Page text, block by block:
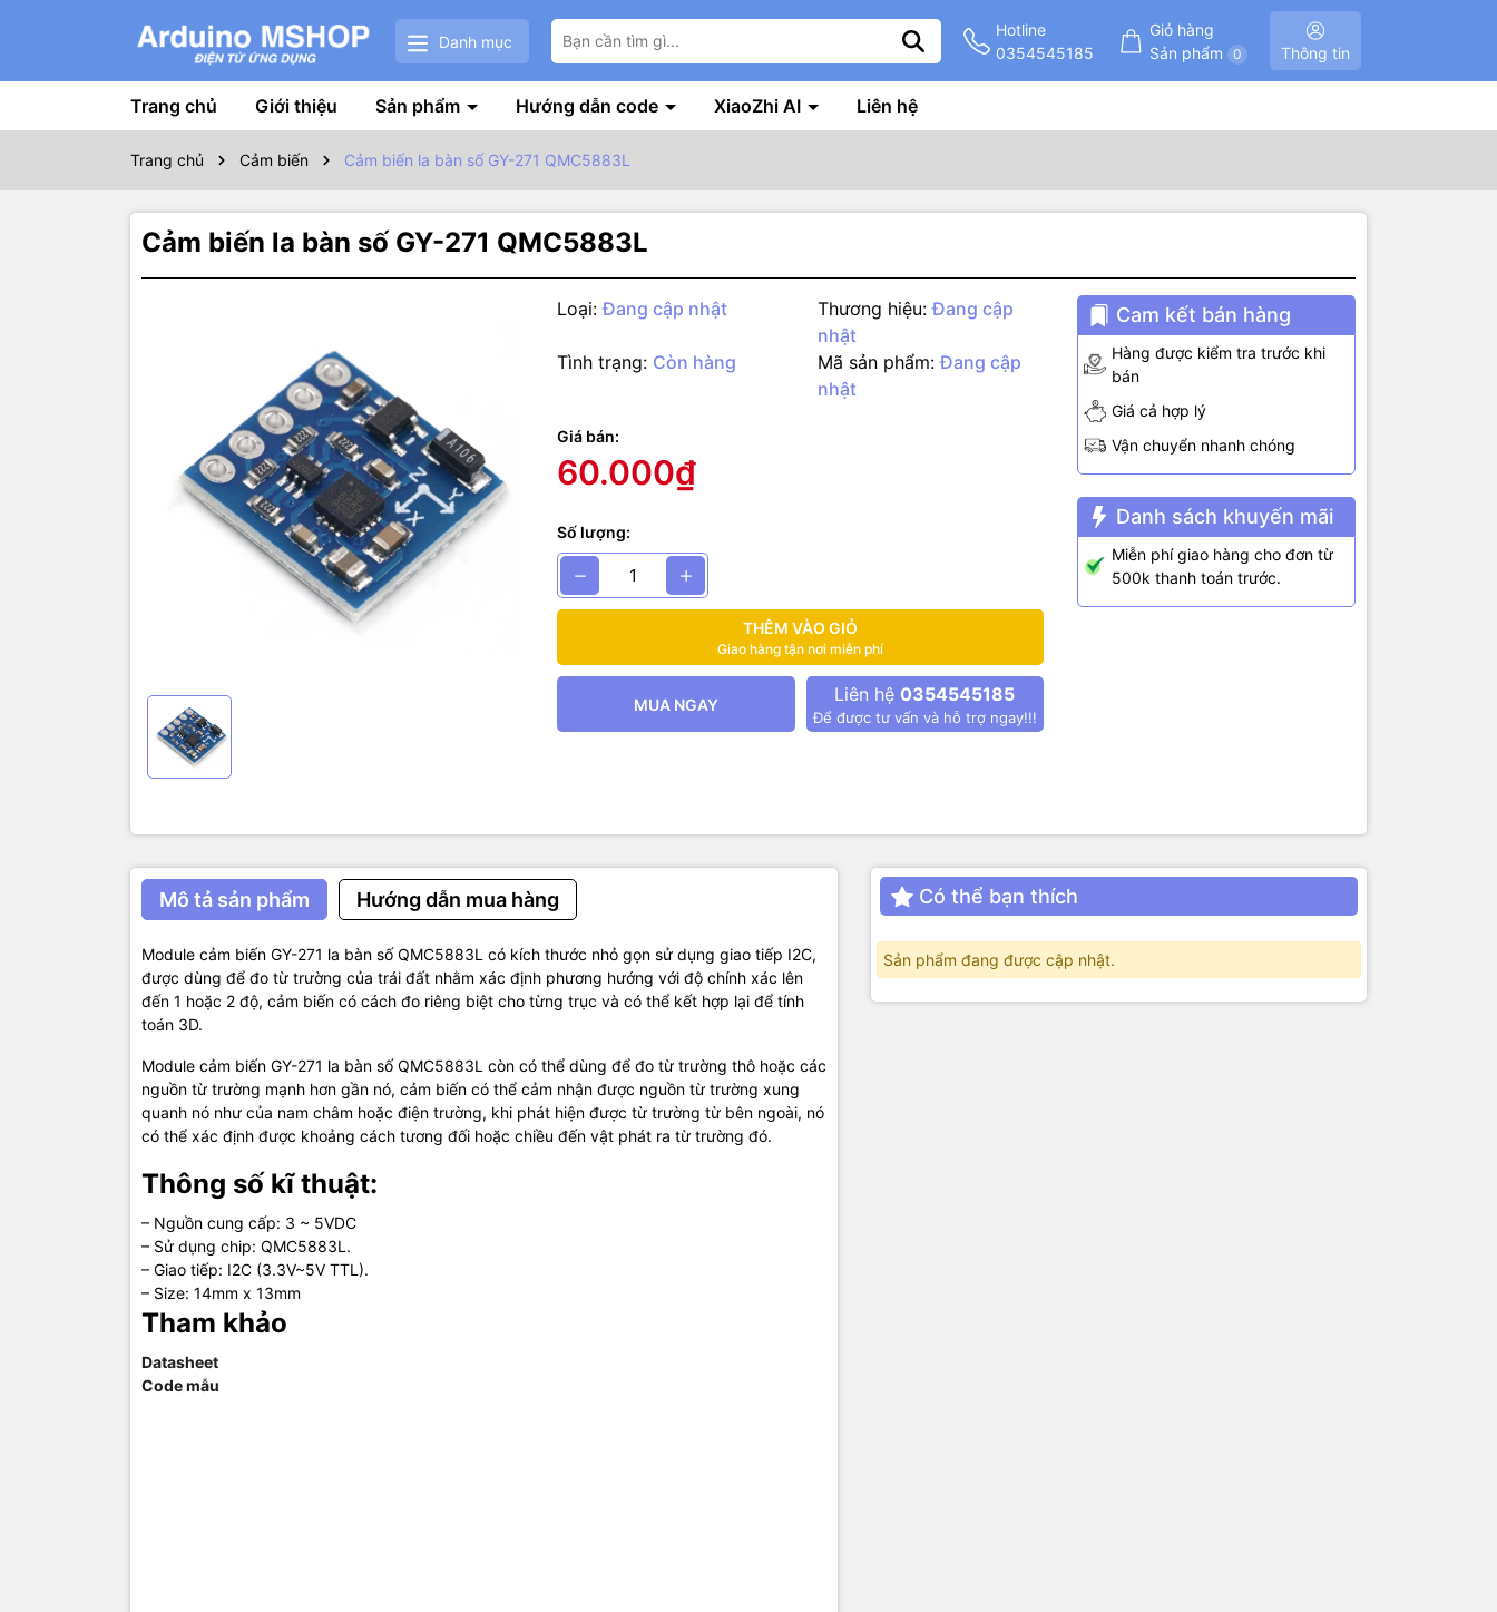
Danh mục
Hotline
0354545185
Giỏ hàng
Sản phẩm
0 Thông tin
Trang chủ Giới thiệu Sản phẩm Hướng dẫn code XiaoZhi AI Liên hệ
Trang chủ Cảm biến Cảm biến la bàn số GY-271 QMC5883L
Cảm biến la bàn số GY-271 QMC5883L
Loại: Đang cập nhật Thương hiệu: Đang cập
nhật
Tình trạng: Còn hàng Mã sản phẩm: Đang cập
nhật
Giá bán:
60.000₫
Số lượng:
THÊM VÀO GIỎ
Giao hàng tận nơi miễn phí
MUA NGAY Liên hệ 0354545185
Để được tư vấn và hỗ trợ ngay!!!
Cam kết bán hàng
Hàng được kiểm tra trước khi
bán
Giá cả hợp lý
Vận chuyển nhanh chóng
Danh sách khuyến mãi
Miễn phí giao hàng cho đơn từ
500k thanh toán trước.
Mô tả sản phẩm Hướng dẫn mua hàng
Module cảm biến GY-271 la bàn số QMC5883L có kích thước nhỏ gọn sử dụng giao tiếp I2C,
được dùng để đo từ trường của trái đất nhằm xác định phương hướng với độ chính xác lên
đến 1 hoặc 2 độ, cảm biến có cách đo riêng biệt cho từng trục và có thể kết hợp lại để tính
toán 3D.
Module cảm biến GY-271 la bàn số QMC5883L còn có thể dùng để đo từ trường thô hoặc các
nguồn từ trường mạnh hơn gần nó, cảm biến có thể cảm nhận được nguồn từ trường xung
quanh nó như của nam châm hoặc điện trường, khi phát hiện được từ trường từ bên ngoài, nó
có thể xác định được khoảng cách tương đối hoặc chiều đến vật phát ra từ trường đó.
Thông số kĩ thuật:
– Nguồn cung cấp: 3 ~ 5VDC
– Sử dụng chip: QMC5883L.
– Giao tiếp: I2C (3.3V~5V TTL).
– Size: 14mm x 13mm
Tham khảo
Datasheet
Code mẫu
Có thể bạn thích
Sản phẩm đang được cập nhật.
Module cảm biến GY-271 la bàn số QMC5883L có kích thước nhỏ gọn sử dụng giao tiếp
I2C, được dùng để đo từ trường của trái đất nhằm xác định phương hướng với độ chính
xác lên đến 1 hoặc 2 độ, cảm biến có cách đo riêng biệt cho từng trục và có thể kết hợp lại
để tính toán 3D.
Module cảm biến GY-271 la bàn số QMC5883L còn có thể dùng để đo từ trường thô hoặc
các nguồn từ trường mạnh hơn gần nó, cảm biến có thể cảm nhận được nguồn từ trường
xung quanh nó như của nam châm hoặc điện trường, khi phát hiện được từ trường từ bên
ngoài, nó có thể xác định được khoảng cách tương đối hoặc chiều đến vật phát ra từ
Thông số kĩ thuật:
– Nguồn cung cấp: 3 ~ 5VDC
Tham khảo
Datasheet
Code mẫu